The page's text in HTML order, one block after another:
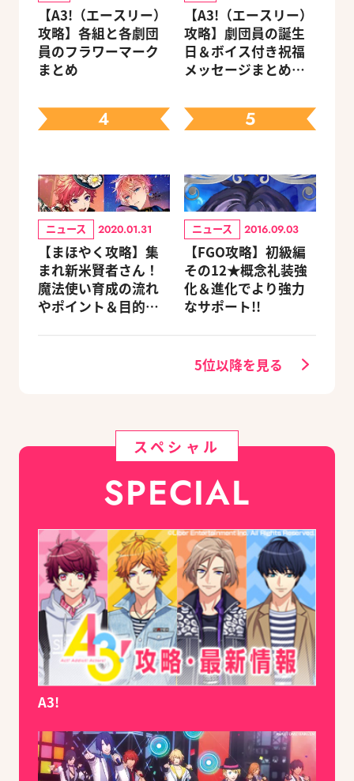
【A3!（エースリー）
攻略】各組と各劇団
員のフラワーマーク
まとめ
【A3!（エースリー）
攻略】劇団員の誕生
日＆ボイス付き祝福
メッセージまとめ
4
ニュース 2020.01.31
【まほやく攻略】集
まれ新米賢者さん！
魔法使い育成の流れ
やポイント＆目的別
5
ニュース 2016.09.03
【FGO攻略】初級編
その12★概念礼装強
化＆進化でより強力
なサポート!!
5位以降を見る
スペシャル
SPECIAL
A3!